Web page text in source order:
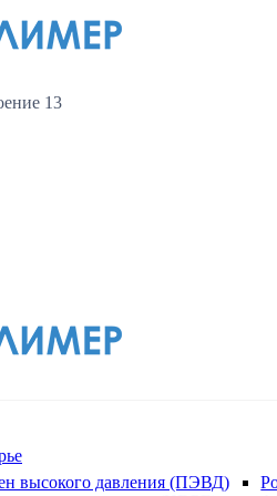
13
высокого давления (ПЭВД)